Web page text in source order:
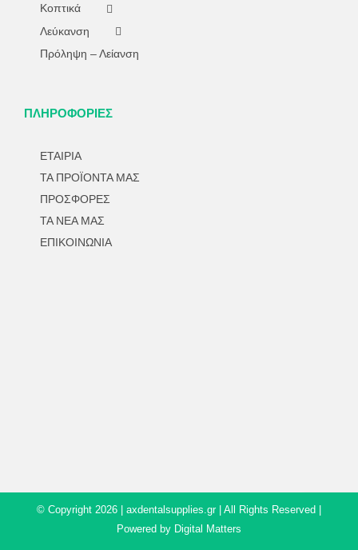
Κοπτικά
Λεύκανση
Πρόληψη – Λείανση
ΠΛΗΡΟΦΟΡΙΕΣ
ΕΤΑΙΡΙΑ
ΤΑ ΠΡΟΪΟΝΤΑ ΜΑΣ
ΠΡΟΣΦΟΡΕΣ
ΤΑ ΝΕΑ ΜΑΣ
ΕΠΙΚΟΙΝΩΝΙΑ
© Copyright 2026 | axdentalsupplies.gr | All Rights Reserved |
Powered by Digital Matters